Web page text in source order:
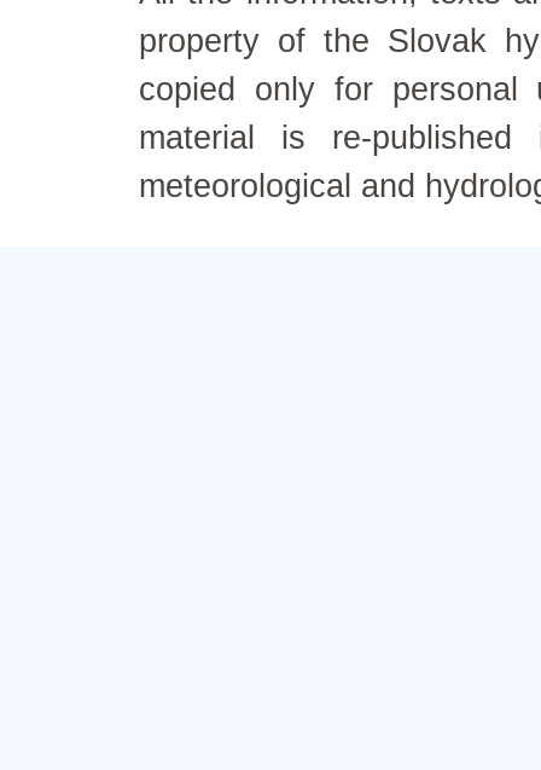
property of the Slovak
copied only for personal
material is re-
meteorological and